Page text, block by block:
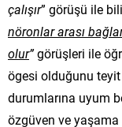
çalışır” görüşü ile
nöronlar arası
olur”görüşleri ile
ögesi olduğunu
durumlarına uyum
özgüven ve